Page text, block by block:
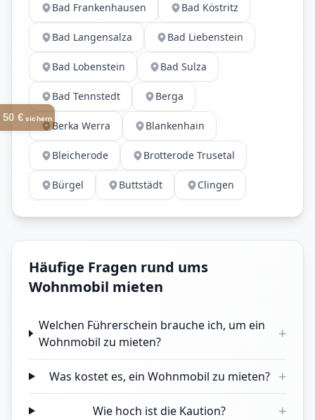
Bad Frankenhausen Bad Köstritz
Bad Langensalza Bad Liebenstein
Bad Lobenstein Bad Sulza
Bad Tennstedt Berga
Berka Werra Blankenhain
Bleicherode Brotterode Trusetal
Bürgel Buttstädt Clingen
Häufige Fragen rund ums
Wohnmobil mieten
Welchen Führerschein brauche ich, um ein
Wohnmobil zu mieten?
+
Was kostet es, ein Wohnmobil zu mieten? +
Wie hoch ist die Kaution? +
50 €sichern